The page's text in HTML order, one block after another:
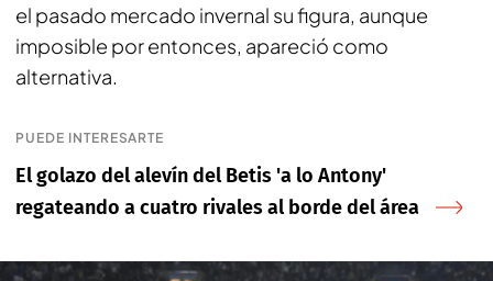
el pasado mercado invernal su figura, aunque
imposible por entonces, apareció como
alternativa.
PUEDE INTERESARTE
El golazo del alevín del Betis 'a lo Antony'
regateando a cuatro rivales al borde del área